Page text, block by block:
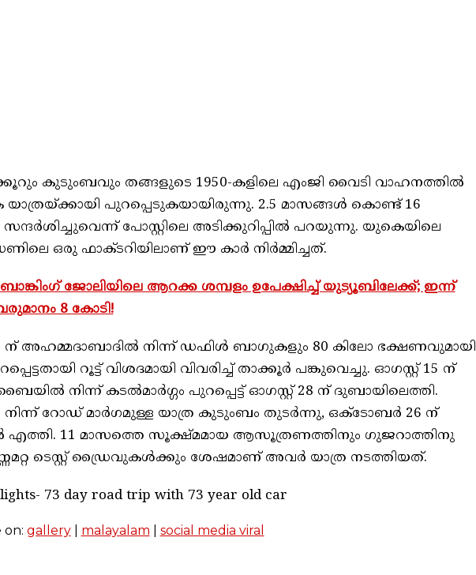
കുടുംബവും തങ്ങളുടെ 1950-കളിലെ എംജി വൈടി വാഹനത്തിൽ
പുറപ്പെടുകയായിരുന്നു. 2.5 മാസങ്ങൾ കൊണ്ട് 16
പോസ്റ്റിലെ അടിക്കുറിപ്പിൽ പറയുന്നു. യുകെയിലെ
ഒരു ഫാക്ടറിയിലാണ് ഈ കാർ നിർമ്മിച്ചത്.
ബാങ്കിംഗ് ജോലിയിലെ ആറക്ക ശമ്പളം ഉപേക്ഷിച്ച് യുട്യൂബിലേക്ക്; ഇന്ന്
8 കോടി!
ന് അഹമ്മദാബാദിൽ നിന്ന് ഡഫിൾ ബാഗുകളും 80 കിലോ ഭക്ഷണവുമായി
റൂട്ട് വിശദമായി വിവരിച്ച് താക്കൂർ പങ്കുവെച്ചു. ഓഗസ്റ്റ് 15 ന്
നിന്ന് കടൽമാർഗ്ഗം പുറപ്പെട്ട് ഓഗസ്റ്റ് 28 ന് ദുബായിലെത്തി.
റോഡ് മാർഗമുള്ള യാത്ര കുടുംബം തുടർന്നു, ഒക്ടോബർ 26 ന്
എത്തി. 11 മാസത്തെ സൂക്ഷ്മമായ ആസൂത്രണത്തിനും ഗുജറാത്തിനു
ടെസ്റ്റ് ഡ്രൈവുകൾക്കും ശേഷമാണ് അവർ യാത്ര നടത്തിയത്.
73 day road trip with 73 year old car
on: gallery| malayalam social media viral